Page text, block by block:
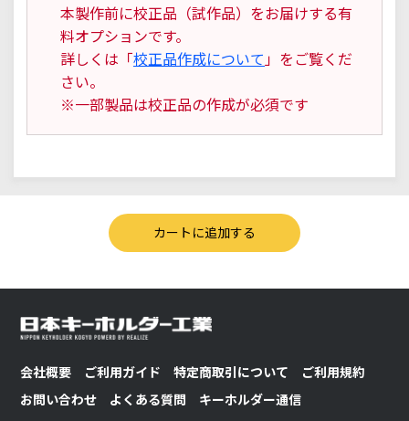
本製作前に校正品（試作品）をお届けする有
料オプションです。
詳しくは「校正品作成について 」をご覧くだ
さい。
※一部製品は校正品の作成が必須です
会社概要 ご利用ガイド 特定商取引について
ご利用規約
お問い合わせ
よくある質問 キーホルダー通信